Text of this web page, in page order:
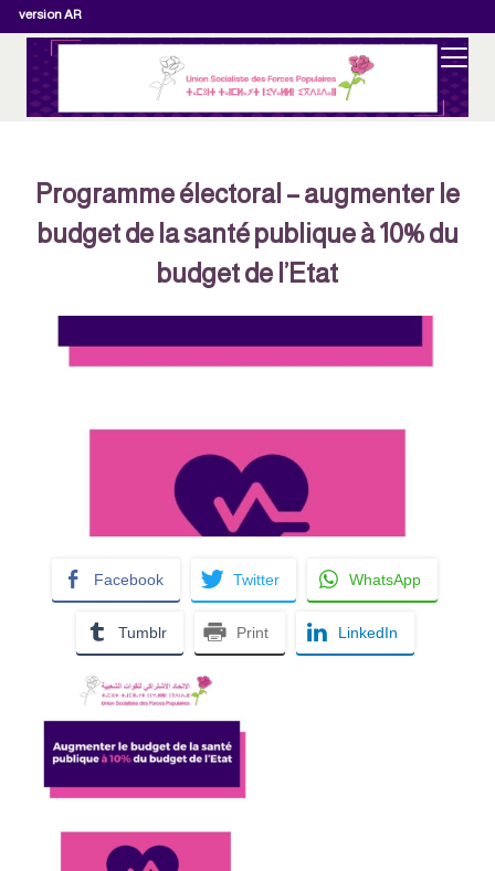
version AR
Programme électoral – augmenter le
budget de la santé publique à 10% du
budget de l’Etat
Facebook Twitter WhatsApp
Tumblr Print LinkedIn